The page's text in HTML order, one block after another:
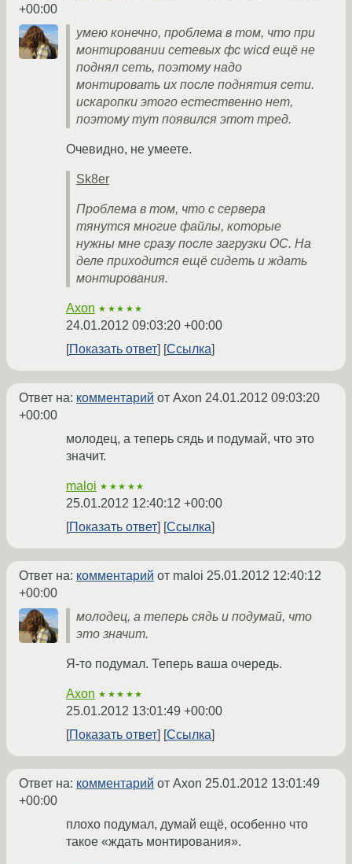
+00:00
умею конечно, проблема в том, что при
монтировании сетевых фс wicd ещё не
поднял сеть, поэтому надо
монтировать их после поднятия сети.
искаропки этого естественно нет,
поэтому тут появился этот тред.
Очевидно, не умеете.
Sk8er
Проблема в том, что с сервера
тянутся многие файлы, которые
нужны мне сразу после загрузки ОС. На
деле приходится ещё сидеть и ждать
монтирования.
Axon ★★★★★
24.01.2012 09:03:20 +00:00
Показать ответ
Ссылка
Ответ на: комментарий от Axon 24.01.2012 09:03:20
+00:00
молодец, а теперь сядь и подумай, что это
значит.
maloi ★★★★★
25.01.2012 12:40:12 +00:00
Показать ответ
Ссылка
Ответ на: комментарий от maloi 25.01.2012 12:40:12
+00:00
молодец, а теперь сядь и подумай, что
это значит.
Я-то подумал. Теперь ваша очередь.
Axon ★★★★★
25.01.2012 13:01:49 +00:00
Показать ответ
Ссылка
Ответ на: комментарий от Axon 25.01.2012 13:01:49
+00:00
плохо подумал, думай ещё, особенно что
такое «ждать монтирования».